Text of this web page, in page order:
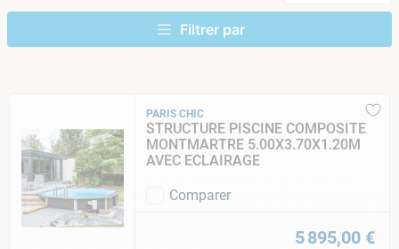
PARIS CHIC
STRUCTURE PISCINE COMPOSITE
MONTMARTRE 5.00X3.70X1.20M
AVEC ECLAIRAGE
Comparer
5895,00 €